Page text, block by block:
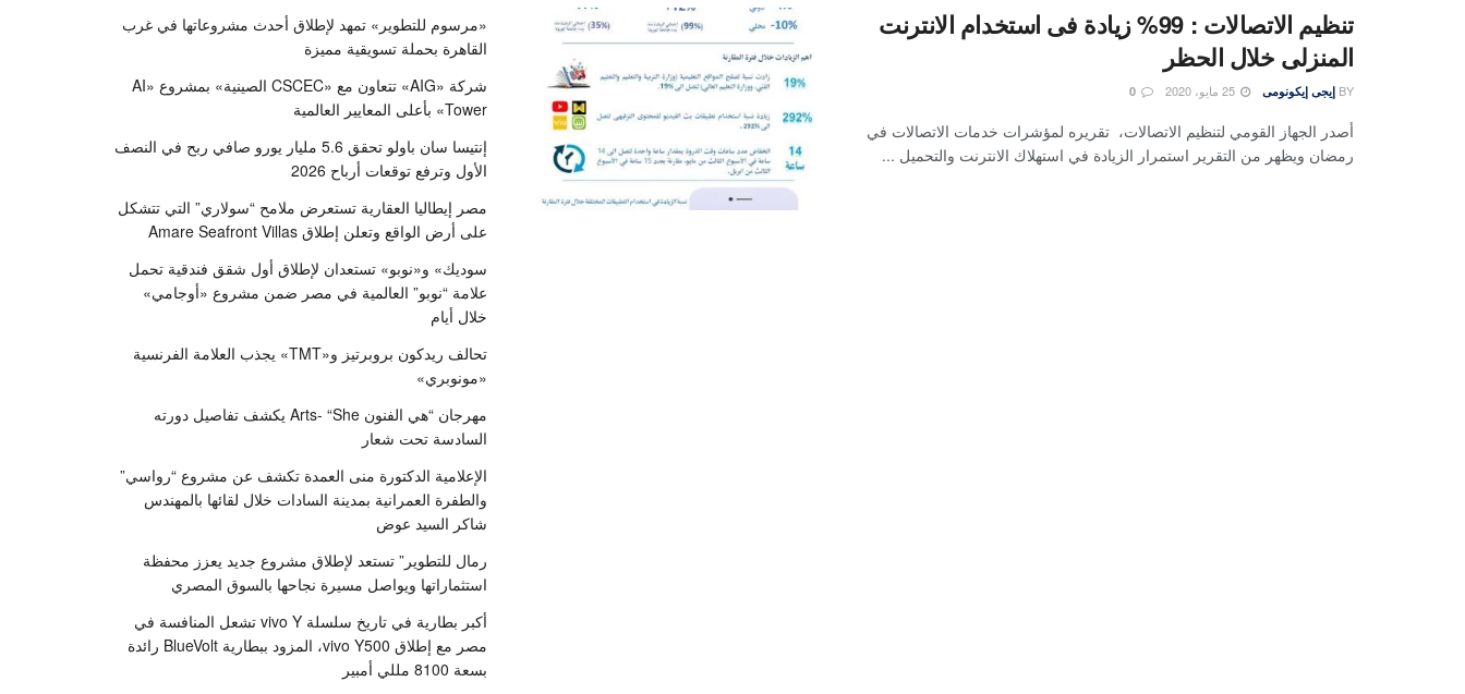
تنظيم الاتصالات : 99% زيادة فى استخدام الانترنت
المنزلى خلال الحظر
BY إيجى إيكونومى
أصدر الجهاز القومي لتنظيم الاتصالات، تقريره لمؤشرات خدمات الاتصالات في
رمضان ويظهر من التقرير استمرار الزيادة في استهلاك الانترنت والتحميل ...
«مرسوم للتطوير» تمهد لإطلاق أحدث مشروعاتها في غرب
القاهرة بحملة تسويقية مميزة
شركة «AIG» تتعاون مع «CSCEC الصينية» بمشروع «AI
Tower» بأعلى المعايير العالمية
إنتيسا سان باولو تحقق 5.6 مليار يورو صافي ربح في النصف
الأول وترفع توقعات أرباح 2026
مصر إيطاليا العقارية تستعرض ملامح “سولاري” التي تتشكل
على أرض الواقع وتعلن إطلاق Amare Seafront Villas
سوديك» و«نوبو» تستعدان لإطلاق أول شقق فندقية تحمل
علامة “نوبو” العالمية في مصر ضمن مشروع «أوجامي»
خلال أيام
تحالف ريدكون بروبرتيز و«TMT» يجذب العلامة الفرنسية
«مونوبري»
مهرجان “هي الفنون Arts- “She يكشف تفاصيل دورته
السادسة تحت شعار
الإعلامية الدكتورة منى العمدة تكشف عن مشروع “رواسي”
والطفرة العمرانية بمدينة السادات خلال لقائها بالمهندس
شاكر السيد عوض
رمال للتطوير” تستعد لإطلاق مشروع جديد يعزز محفظة
استثماراتها ويواصل مسيرة نجاحها بالسوق المصري
أكبر بطارية في تاريخ سلسلة vivo Y تشعل المنافسة في
مصر مع إطلاق vivo Y500، المزود ببطارية BlueVolt رائدة
بسعة 8100 مللي أمبير